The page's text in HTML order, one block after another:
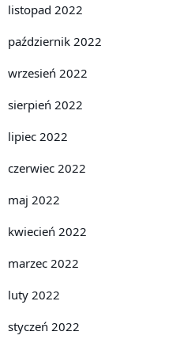
listopad 2022
październik 2022
wrzesień 2022
sierpień 2022
lipiec 2022
czerwiec 2022
maj 2022
kwiecień 2022
marzec 2022
luty 2022
styczeń 2022